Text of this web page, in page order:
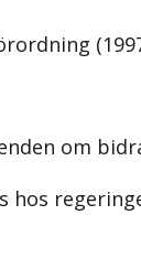
om
hos